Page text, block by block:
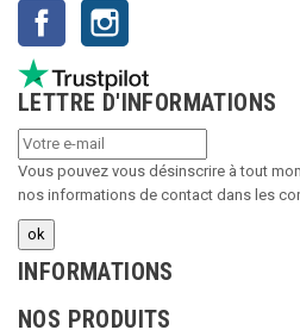
Facebook
LETTRE D'INFORMATIONS
Vous pouvez vous désinscrire à tout
nos informations de contact dans les
INFORMATIONS
NOS PRODUITS